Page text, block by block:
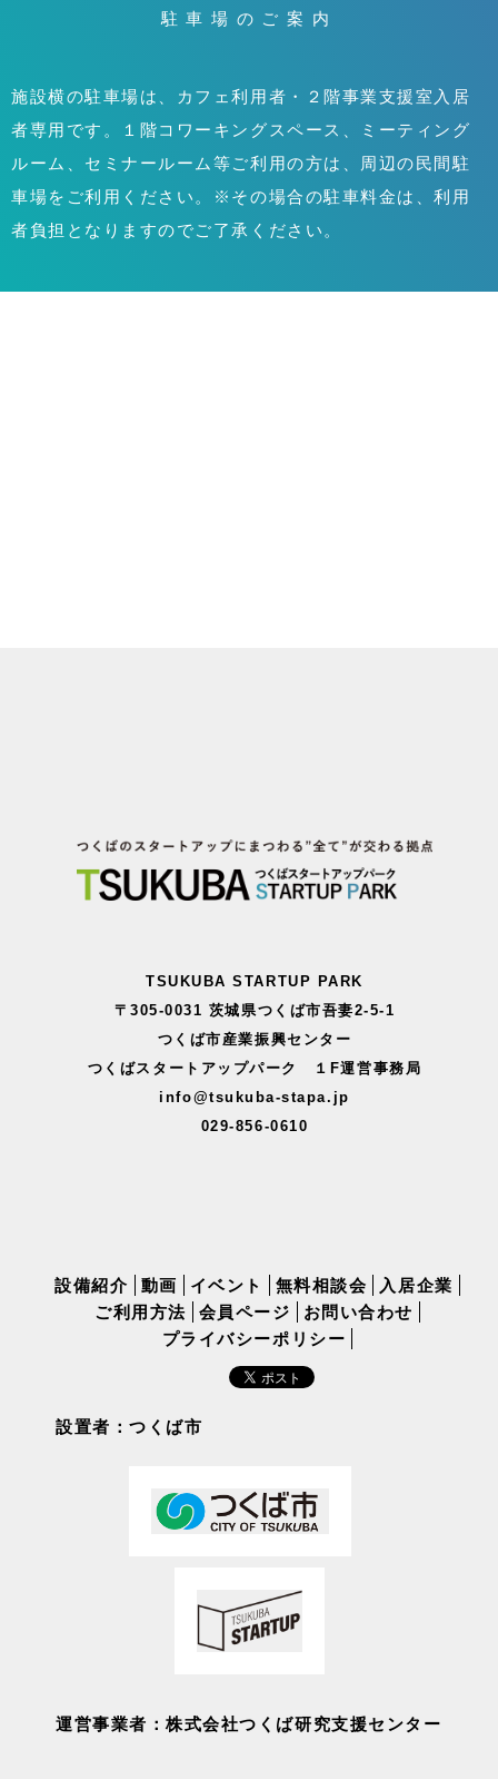
駐車場のご案内
施設横の駐車場は、カフェ利用者・２階事業支援室入居
者専用です。１階コワーキングスペース、ミーティング
ルーム、セミナールーム等ご利用の方は、周辺の民間駐
車場をご利用ください。※その場合の駐車料金は、利用
者負担となりますのでご了承ください。
TSUKUBA STARTUP PARK
〒305-0031 茨城県つくば市吾妻2-5-1
つくば市産業振興センター
つくばスタートアップパーク １F運営事務局
info@tsukuba-stapa.jp
029-856-0610
設備紹介 動画 イベント 無料相談会
入居企業
ご利用方法
会員ページ
お問い合わせ
プライバシーポリシー
設置者：つくば市
運営事業者：株式会社つくば研究支援センター